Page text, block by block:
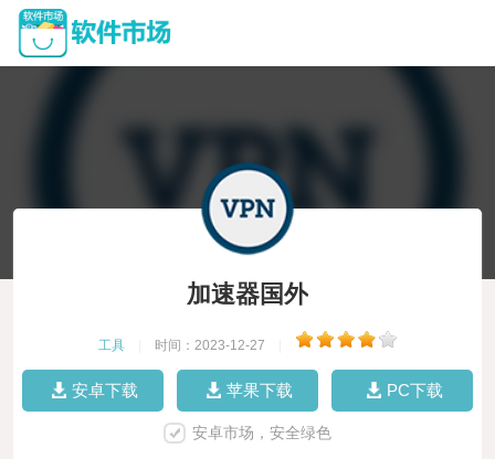
加速器国外
工具 时间：2023-12-27
安卓下载 苹果下载 PC下载
安卓市场，安全绿色